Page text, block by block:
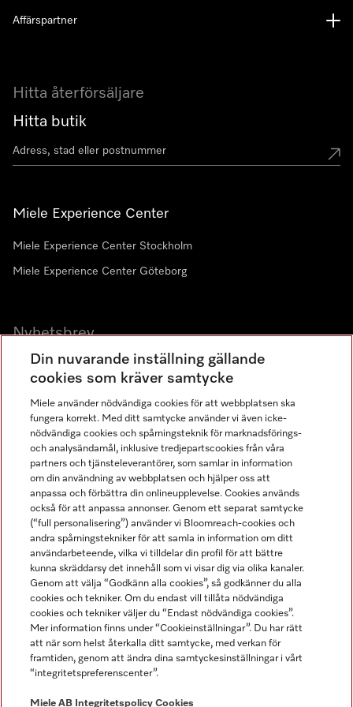
Hitta återförsäljare
Hitta butik
Miele Experience Center
Miele Experience Center Stockholm
Miele Experience Center Göteborg
Nyhetsbrev
Gå med i vår gemenskap
Affärspartner
Miele AB
Allmänna villkor
Användarvillkor
Miele tillgänglighetsförklaring
Lagen om digitala tjänster
Miele på LinkedIn
Miele på Facebook
Miele på Instagram
Miele på Youtube
Din nuvarande inställning gällande
cookies som kräver samtycke
Miele använder nödvändiga cookies för att webbplatsen ska
fungera korrekt. Med ditt samtycke använder vi även icke-
nödvändiga cookies och spårningsteknik för marknadsförings-
och analysändamål, inklusive tredjepartscookies från våra
partners och tjänsteleverantörer, som samlar in information
om din användning av webbplatsen och hjälper oss att
anpassa och förbättra din onlineupplevelse. Cookies används
också för att anpassa annonser. Genom ett separat samtycke
(“full personalisering”) använder vi Bloomreach-cookies och
andra spårningstekniker för att samla in information om ditt
användarbeteende, vilka vi tilldelar din profil för att bättre
kunna skräddarsy det innehåll som vi visar dig via olika kanaler.
Genom att välja “Godkänn alla cookies”, så godkänner du alla
cookies och tekniker. Om du endast vill tillåta nödvändiga
cookies och tekniker väljer du “Endast nödvändiga cookies”.
Mer information finns under “Cookieinställningar”. Du har rätt
att när som helst återkalla ditt samtycke, med verkan för
framtiden, genom att ändra dina samtyckesinställningar i vårt
“integritetspreferenscenter”.
Miele AB Integritetspolicy Cookies